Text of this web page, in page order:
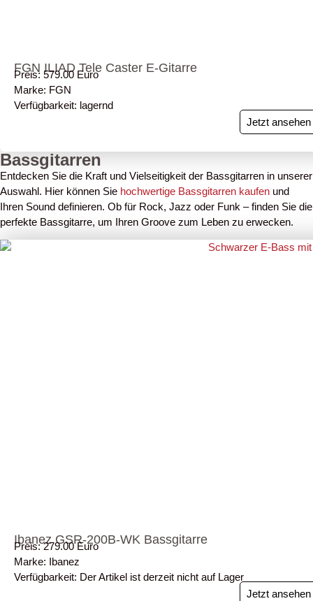
FGN ILIAD Tele Caster E-Gitarre
Preis: 579.00 Euro
Marke: FGN
Verfügbarkeit: lagernd
Jetzt ansehen
Bassgitarren
Entdecken Sie die Kraft und Vielseitigkeit der Bassgitarren in unserer
Auswahl. Hier können Sie hochwertige Bassgitarren kaufen und
Ihren Sound definieren. Ob für Rock, Jazz oder Funk – finden Sie die
perfekte Bassgitarre, um Ihren Groove zum Leben zu erwecken.
Ibanez GSR-200B-WK Bassgitarre
Preis: 279.00 Euro
Marke: Ibanez
Verfügbarkeit: Der Artikel ist derzeit nicht auf Lager
Jetzt ansehen